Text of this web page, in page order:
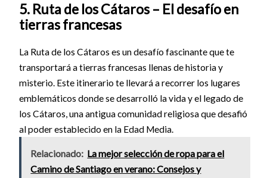
5. Ruta de los Cátaros – El desafío en
tierras francesas
La Ruta de los Cátaros es un desafío fascinante que te
transportará a tierras francesas llenas de historia y
misterio. Este itinerario te llevará a recorrer los lugares
emblemáticos donde se desarrolló la vida y el legado de
los Cátaros, una antigua comunidad religiosa que desafió
al poder establecido en la Edad Media.
Relacionado: La mejor selección de ropa para el
Camino de Santiago en verano: Consejos y